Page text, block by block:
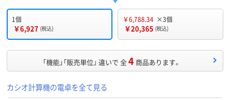
1個
￥6,927 (税込)
￥6,788.34 ×3個
￥20,365 (税込)
「機能」「販売単位」 違いで 全4 商品あります。
カシオ計算機の電卓を全て見る